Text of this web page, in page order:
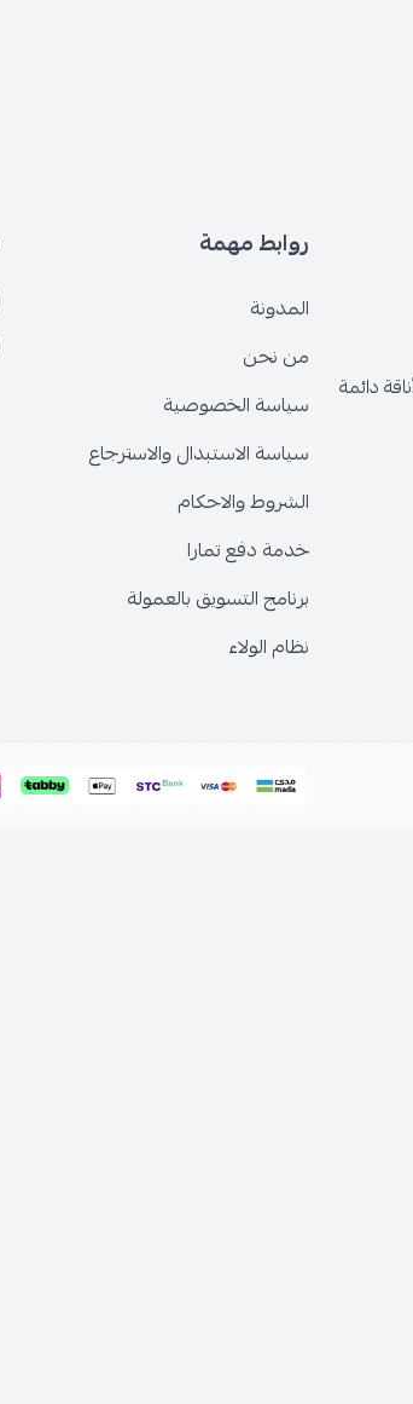
دائمة
روابط مهمة
المدونة
من نحن
سياسة الخصوصية
سياسة الاستبدال والاسترجاع
الشروط والاحكام
خدمة دفع تمارا
برنامج التسويق بالعمولة
نظام الولاء